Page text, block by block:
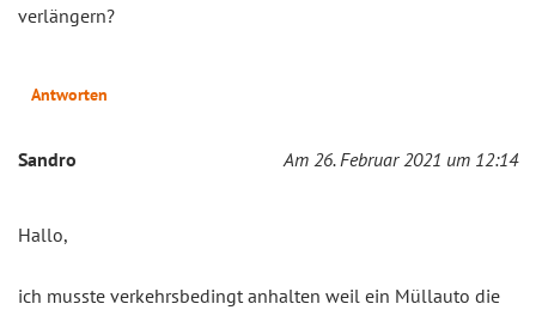
verlängern?
Antworten
Sandro Am 26. Februar 2021 um 12:14
Hallo,
ich musste verkehrsbedingt anhalten weil ein Müllauto die